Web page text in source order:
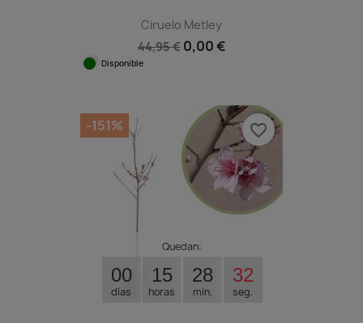
Ciruelo Metley
44,95 € 0,00 €
Disponible
Quedan:
00
días
15
horas
28
min.
31
seg.
-151% favorite_border